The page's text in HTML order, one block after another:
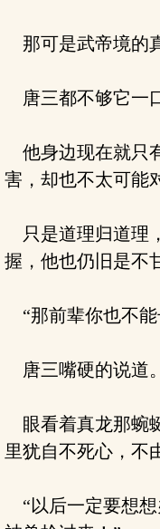
那可是武帝境的
唐三都不够它一
他身边现在就只
害，却也不太可能
只是道理归道理
握，他也仍旧是不
“那前辈你也不能
唐三嘴硬的说道。
眼看着真龙那蜿
里犹自不死心，不
“以后一定要想想